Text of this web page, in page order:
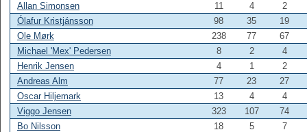
Allan Simonsen
11 4
2
Ólafur Kristjánsson
98 35
19
Ole Mørk
238 77
67
Michael 'Mex' Pedersen
8 2
4
Henrik Jensen
4 1
2
Andreas Alm
77 23
27
Oscar Hiljemark
13 4
4
Viggo Jensen
323 107
74
Bo Nilsson
18 5
7